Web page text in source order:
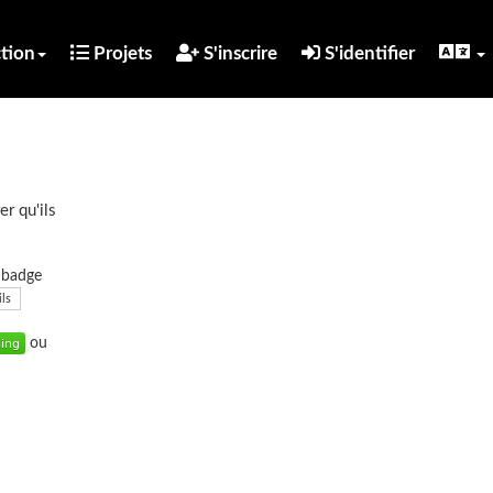
Projets S'inscrire S'identifier
qu'ils
ou